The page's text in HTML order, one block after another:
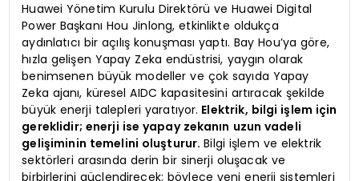
Huawei Yönetim Kurulu Direktörü ve Huawei Digital
Power Başkanı Hou Jinlong, etkinlikte oldukça
aydınlatıcı bir açılış konuşması yaptı. Bay Hou’ya göre,
hızla gelişen Yapay Zeka endüstrisi, yaygın olarak
benimsenen büyük modeller ve çok sayıda Yapay
Zeka ajanı, küresel AIDC kapasitesini artıracak şekilde
büyük enerji talepleri yaratıyor. Elektrik, bilgi işlem için
gereklidir; enerji ise yapay zekanın uzun vadeli
gelişiminin temelini oluşturur.Bilgi işlem ve elektrik
sektörleri arasında derin bir sinerji oluşacak ve
birbirlerini güçlendirecek; böylece yeni enerji sistemleri